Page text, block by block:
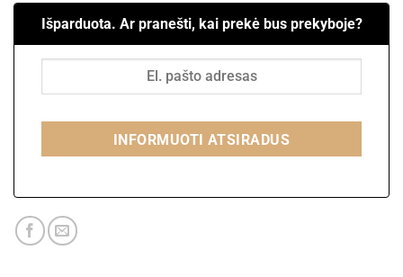
Išparduota. Ar pranešti, kai prekė bus prekyboje?
INFORMUOTI ATSIRADUS